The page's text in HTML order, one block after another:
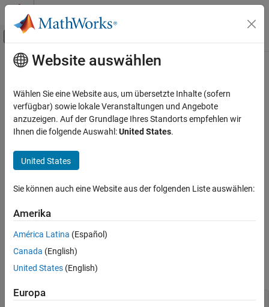
Weiter zum Inhalt
Umschaltung für Off-Canvas-
Startseite der Dokumentation
Polyspace Bug Finder
Reviewing and Reporting Results
Polyspace Bug Finder Results
Coding Standards
Common Weakness Enumeration (CWE)
CWE Rule 322
Description
Examples
Check Information
See Also
Hauptinhalt
CWE Rule 322
Key Exchange without Entity Authentication
Since R2024a
expand all in page
The product performs a key exchange with an actor without
The rule checker checks forTLS/SSL connection method not set
Examples
expand all
TLS/SSL connection method not set
Website auswählen
Wählen Sie eine Website aus, um übersetzte Inhalte (sofern
verfügbar) sowie lokale Veranstaltungen und Angebote
anzuzeigen. Auf der Grundlage Ihres Standorts empfehlen wir
Ihnen die folgende Auswahl:United States.
United States
Sie können auch eine Website aus der folgenden Liste auswählen:
Amerika
América Latina (Español)
Canada (English)
United States (English)
Europa